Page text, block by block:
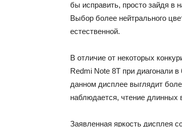
бы исправить, просто зайдя в
Выбор более нейтрального
естественной.
В отличие от некоторых
Redmi Note 8T при диагонали
данном дисплее выглядит
наблюдается, чтение длинных
Заявленная яркость дисплея